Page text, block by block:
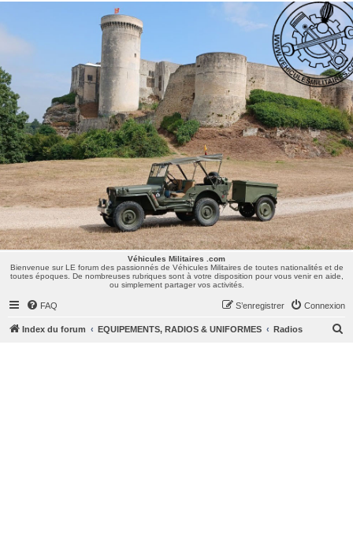
Véhicules Militaires .com
Bienvenue sur LE forum des passionnés de Véhicules Militaires de toutes nationalités et de
toutes époques. De nombreuses rubriques sont à votre disposition pour vous venir en aide,
ou simplement partager vos activités.
Véhicules Militaires .com
Bienvenue sur LE forum des passionnés de Véhicules Militaires de toutes nationalités et de
toutes époques. De nombreuses rubriques sont à votre disposition pour vous venir en aide,
ou simplement partager vos activités.
FAQ Connexion
S’enregistrer
Index du forum EQUIPEMENTS, RADIOS & UNIFORMES Radios